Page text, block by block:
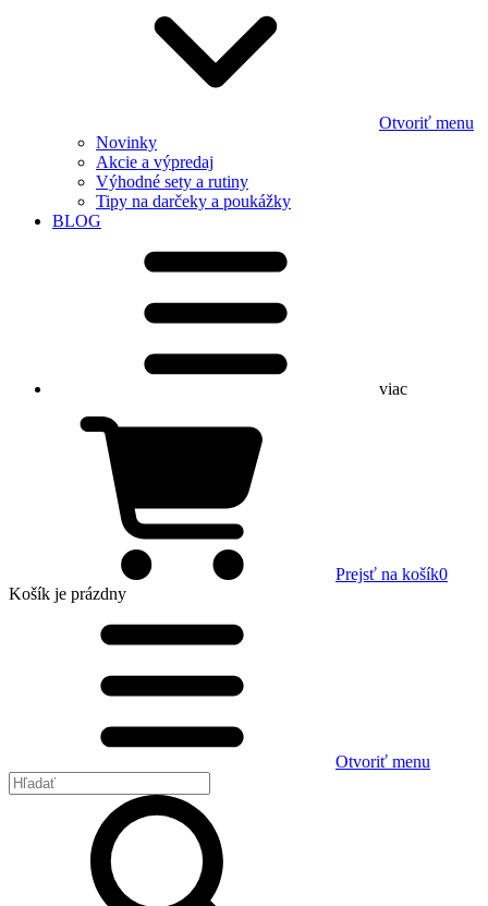
Otvoriť menu
Novinky
Akcie a výpredaj
Výhodné sety a rutiny
Tipy na darčeky a poukážky
BLOG
viac
Prejsť na košík0
Košík je prázdny
Otvoriť menu